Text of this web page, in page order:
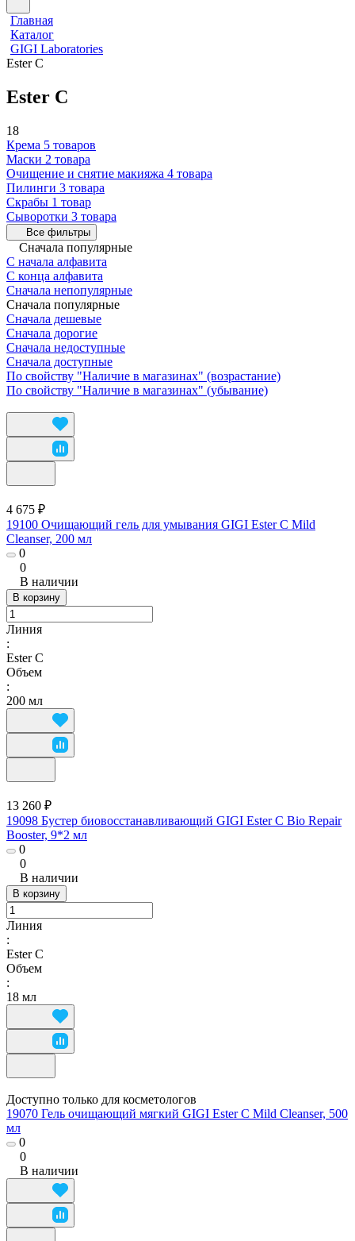
Главная
Каталог
GIGI Laboratories
Ester C
Ester C
18
Крема 5 товаров
Маски 2 товара
Очищение и снятие макияжа 4 товара
Пилинги 3 товара
Скрабы 1 товар
Сыворотки 3 товара
Все фильтры
Сначала популярные
С начала алфавита
С конца алфавита
Сначала непопулярные
Сначала популярные
Сначала дешевые
Сначала дорогие
Сначала недоступные
Сначала доступные
По свойству "Наличие в магазинах" (возрастание)
По свойству "Наличие в магазинах" (убывание)
4 675 ₽
19100 Очищающий гель для умывания GIGI Ester C Mild
Cleanser, 200 мл
0
0
В наличии
В корзину
Линия
:
Ester C
Объем
:
200 мл
13 260 ₽
19098 Бустер биовосстанавливающий GIGI Ester C Bio Repair
Booster, 9*2 мл
0
0
В наличии
В корзину
Линия
:
Ester C
Объем
:
18 мл
Доступно только для косметологов
19070 Гель очищающий мягкий GIGI Ester C Mild Cleanser, 500
мл
0
0
В наличии